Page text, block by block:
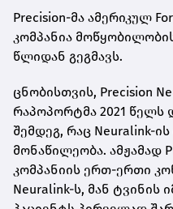
Precision-მა ამერიკულ
კომპანია
წლიდან გეგმავს.
ცნობისთვის, Precision
რაპოპორტმა 2021 წელს
შემდეგ, რაც Neuralink-
მონაწილეობა. ამჟამად
კომპანიის ერთ-ერთი
Neuralink-ს, მან